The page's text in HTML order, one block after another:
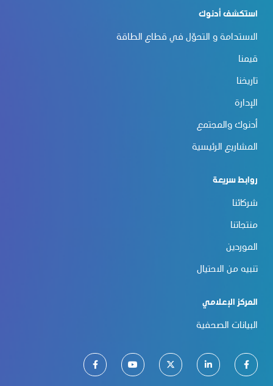
استكشف أدنوك
الاستدامة و التحوّل في قطاع الطاقة
قيمنا
تاريخنا
الإدارة
أدنوك والمجتمع
المشاريع الرئيسية
روابط سريعة
شركائنا
منتجاتنا
الموردين
تنبيه من الاحتيال
المركز الإعلامي
البيانات الصحفية